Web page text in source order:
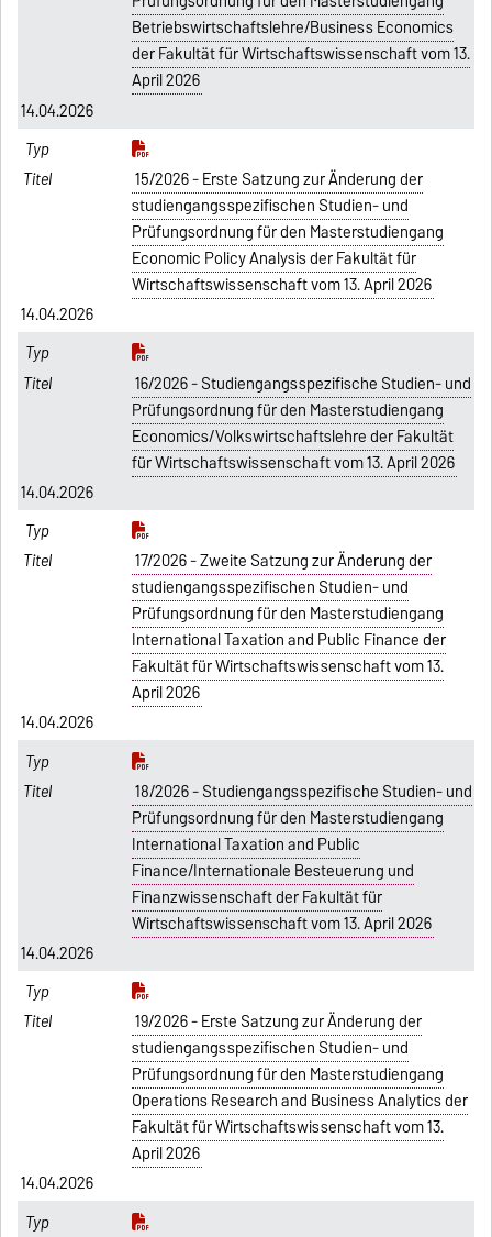
Betriebswirtschaftslehre/Business Economics
der Fakultät für Wirtschaftswissenschaft vom 13.
April 2026
14.04.2026
15/2026 - Erste Satzung zur Änderung der
studiengangsspezifischen Studien- und
Prüfungsordnung für den Masterstudiengang
Economic Policy Analysis der Fakultät für
Wirtschaftswissenschaft vom 13. April 2026
14.04.2026
16/2026 - Studiengangsspezifische Studien- und
Prüfungsordnung für den Masterstudiengang
Economics/Volkswirtschaftslehre der Fakultät
für Wirtschaftswissenschaft vom 13. April 2026
14.04.2026
17/2026 - Zweite Satzung zur Änderung der
studiengangsspezifischen Studien- und
Prüfungsordnung für den Masterstudiengang
International Taxation and Public Finance der
Fakultät für Wirtschaftswissenschaft vom 13.
April 2026
14.04.2026
18/2026 - Studiengangsspezifische Studien- und
Prüfungsordnung für den Masterstudiengang
International Taxation and Public
Finance/Internationale Besteuerung und
Finanzwissenschaft der Fakultät für
Wirtschaftswissenschaft vom 13. April 2026
14.04.2026
19/2026 - Erste Satzung zur Änderung der
studiengangsspezifischen Studien- und
Prüfungsordnung für den Masterstudiengang
Operations Research and Business Analytics der
Fakultät für Wirtschaftswissenschaft vom 13.
April 2026
14.04.2026